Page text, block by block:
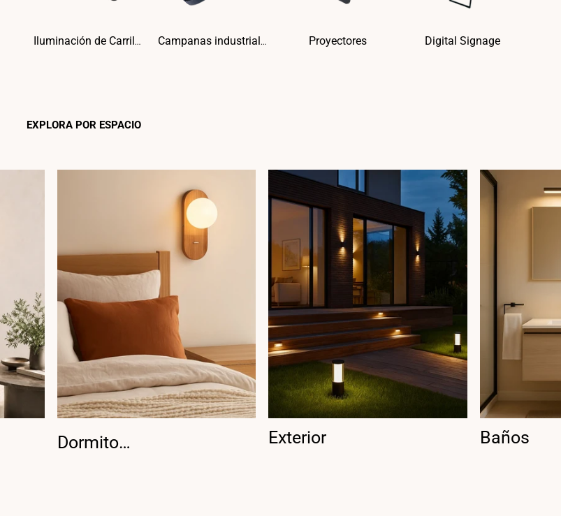
Iluminación de Carriles Campanas industriales Proyectores Digital Signage
EXPLORA POR ESPACIO
Dormitorio Exterior Baños